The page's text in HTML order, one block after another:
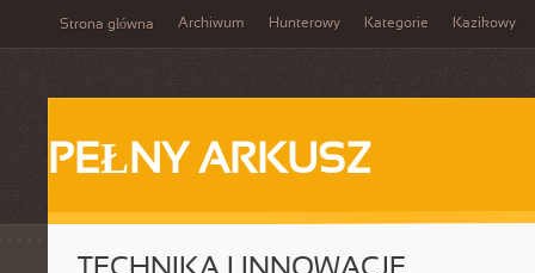
Strona główna Archiwum Hunterowy Kategorie Kazikowy
PEŁNY ARKUSZ